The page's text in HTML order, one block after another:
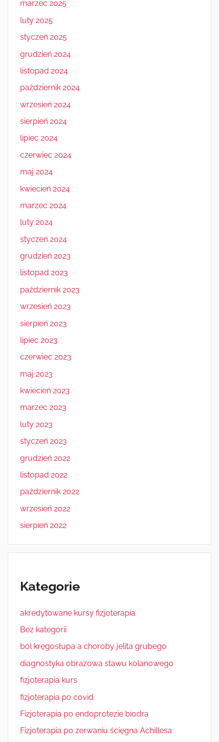
marzec 2025
luty 2025
styczeń 2025
grudzień 2024
listopad 2024
październik 2024
wrzesień 2024
sierpień 2024
lipiec 2024
czerwiec 2024
maj 2024
kwiecień 2024
marzec 2024
luty 2024
styczeń 2024
grudzień 2023
listopad 2023
październik 2023
wrzesień 2023
sierpień 2023
lipiec 2023
czerwiec 2023
maj 2023
kwiecień 2023
marzec 2023
luty 2023
styczeń 2023
grudzień 2022
listopad 2022
październik 2022
wrzesień 2022
sierpień 2022
Kategorie
akredytowane kursy fizjoterapia
Bez kategorii
ból kręgosłupa a choroby jelita grubego
diagnostyka obrazowa stawu kolanowego
fizjoterapia kurs
fizjoterapia po covid
Fizjoterapia po endoprotezie biodra
Fizjoterapia po zerwaniu ścięgna Achillesa